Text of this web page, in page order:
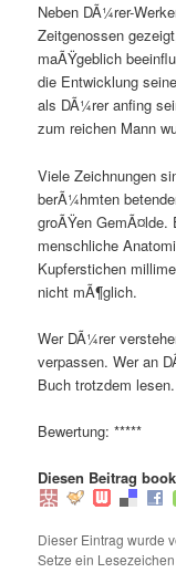
Neben DÃ¼rer-
Zeitgenossen
maÃŸgeblich
die Entwicklung
als DÃ¼rer anfing
zum reichen Mann
Viele Zeichnungen
berÃ¼hmten
groÃŸen
menschliche
Kupferstichen
nicht mÃ¶glich.
Wer DÃ¼rer
verpassen. Wer an
Buch trotzdem
Bewertung: *****
Diesen Beitrag
Dieser Eintrag wurde
Setze ein